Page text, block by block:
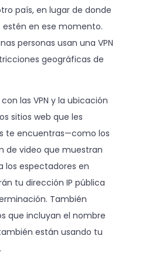
país, en lugar de donde
en ese momento.
personas usan una VPN
geográficas de
las VPN y la ubicación
sitios web que les
te encuentras—como los
de video que muestran
los espectadores en
tu dirección IP pública
También
que incluyan el nombre
están usando tu